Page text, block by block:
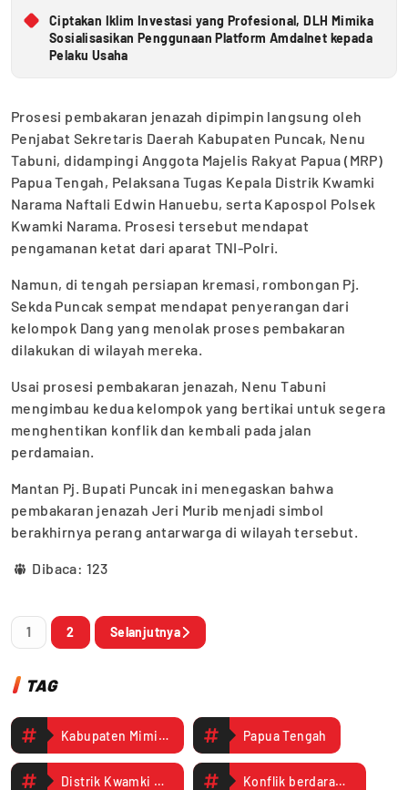
Ciptakan Iklim Investasi yang Profesional, DLH Mimika
Sosialisasikan Penggunaan Platform Amdalnet kepada
Pelaku Usaha
Prosesi pembakaran jenazah dipimpin langsung oleh
Penjabat Sekretaris Daerah Kabupaten Puncak, Nenu
Tabuni, didampingi Anggota Majelis Rakyat Papua (MRP)
Papua Tengah, Pelaksana Tugas Kepala Distrik Kwamki
Narama Naftali Edwin Hanuebu, serta Kapospol Polsek
Kwamki Narama. Prosesi tersebut mendapat
pengamanan ketat dari aparat TNI-Polri.
Namun, di tengah persiapan kremasi, rombongan Pj.
Sekda Puncak sempat mendapat penyerangan dari
kelompok Dang yang menolak proses pembakaran
dilakukan di wilayah mereka.
Usai prosesi pembakaran jenazah, Nenu Tabuni
mengimbau kedua kelompok yang bertikai untuk segera
menghentikan konflik dan kembali pada jalan
perdamaian.
Mantan Pj. Bupati Puncak ini menegaskan bahwa
pembakaran jenazah Jeri Murib menjadi simbol
berakhirnya perang antarwarga di wilayah tersebut.
Dibaca: 123
1 2 Selanjutnya
TAG
Kabupaten Mimika Papua Tengah
Distrik Kwamki Narama Konflik berdarah antara dua kelompok